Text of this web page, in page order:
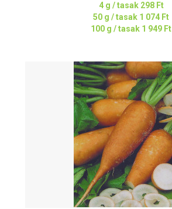
4 g / tasak 298 Ft
50 g / tasak 1 074 Ft
100 g / tasak 1 949 Ft